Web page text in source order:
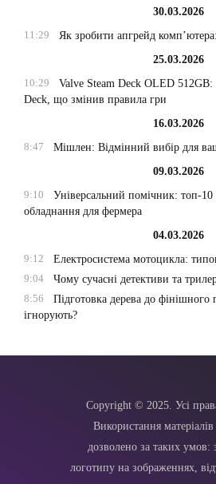
30.03.2026
11:29
Як зробити апгрейд
25.03.2026
10:29
Valve Steam Deck OLED
Deck, що змінив правила гри
16.03.2026
8:47
Мішлен: Відмінний вибір для
09.03.2026
9:10
Універсальний помічник: топ-10
обладнання для фермера
04.03.2026
9:12
Електросистема мотоцикла:
9:04
Чому сучасні детективи та
8:56
Підготовка дерева до фінішного
ігнорують?
Copyright © 2025. Усі
Використання
дозволено за таких умов:
логотипу на зображеннях,